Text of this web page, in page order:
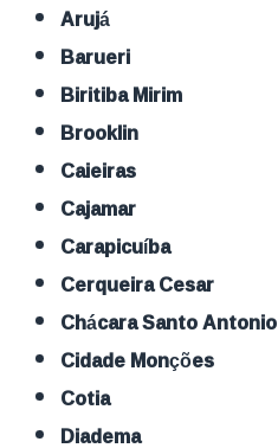
Arujá
Barueri
Biritiba Mirim
Brooklin
Caieiras
Cajamar
Carapicuíba
Cerqueira Cesar
Chácara Santo Antonio
Cidade Monções
Cotia
Diadema